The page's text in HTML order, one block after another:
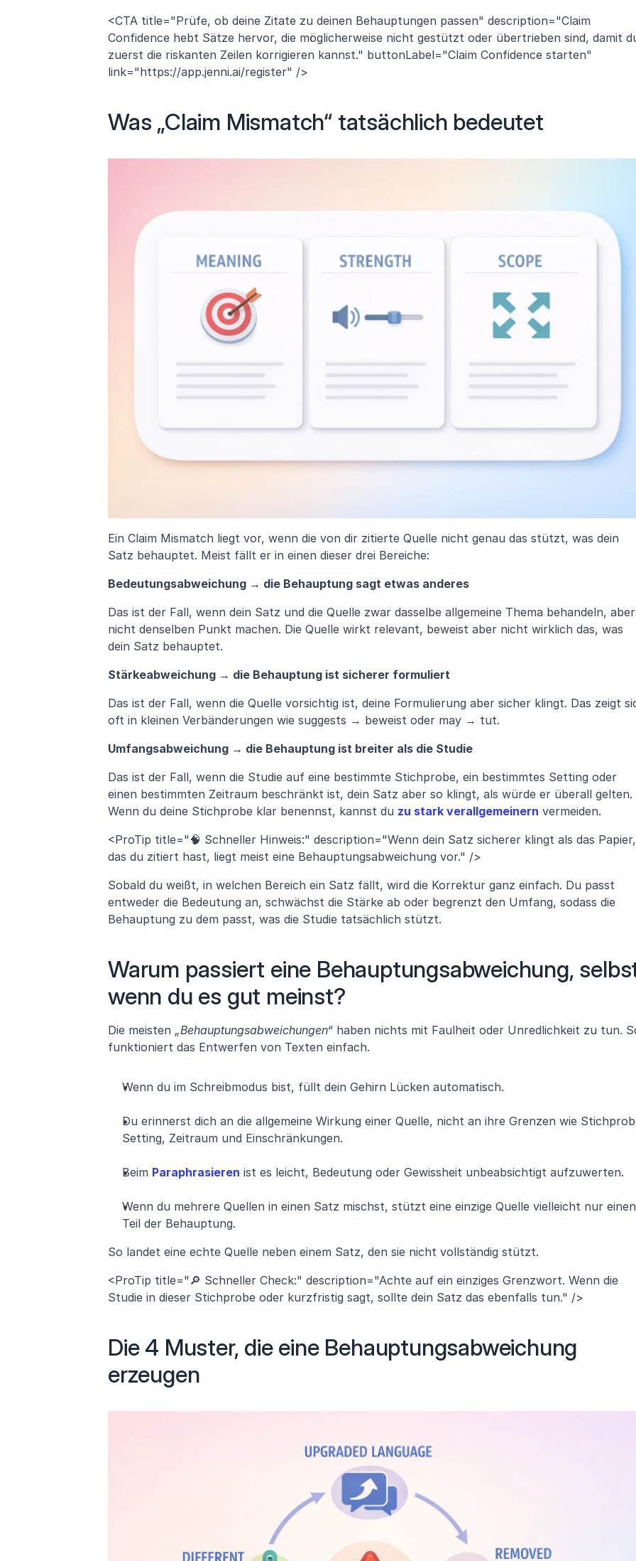
<CTA title="Prüfe, ob deine Zitate zu deinen Behauptungen passen" description="Claim
Confidence hebt Sätze hervor, die möglicherweise nicht gestützt oder übertrieben sind, damit
zuerst die riskanten Zeilen korrigieren kannst." buttonLabel="Claim Confidence starten"
link="https://app.jenni.ai/register" />
Was „Claim Mismatch“ tatsächlich bedeutet
Ein Claim Mismatch liegt vor, wenn die von dir zitierte Quelle nicht genau das stützt, was dein
Satz behauptet. Meist fällt er in einen dieser drei Bereiche:
Bedeutungsabweichung → die Behauptung sagt etwas anderes
Das ist der Fall, wenn dein Satz und die Quelle zwar dasselbe allgemeine Thema behandeln, aber
nicht denselben Punkt machen. Die Quelle wirkt relevant, beweist aber nicht wirklich das, was
dein Satz behauptet.
Stärkeabweichung → die Behauptung ist sicherer formuliert
Das ist der Fall, wenn die Quelle vorsichtig ist, deine Formulierung aber sicher klingt. Das zeigt
oft in kleinen Verbänderungen wie suggests → beweist oder may → tut.
Umfangsabweichung → die Behauptung ist breiter als die Studie
Das ist der Fall, wenn die Studie auf eine bestimmte Stichprobe, ein bestimmtes Setting oder
einen bestimmten Zeitraum beschränkt ist, dein Satz aber so klingt, als würde er überall gelten.
Wenn du deine Stichprobe klar benennst, kannst du zu stark verallgemeinern vermeiden.
<ProTip title="🧠 Schneller Hinweis:" description="Wenn dein Satz sicherer klingt als das Papier,
das du zitiert hast, liegt meist eine Behauptungsabweichung vor." />
Sobald du weißt, in welchen Bereich ein Satz fällt, wird die Korrektur ganz einfach. Du passt
entweder die Bedeutung an, schwächst die Stärke ab oder begrenzt den Umfang, sodass die
Behauptung zu dem passt, was die Studie tatsächlich stützt.
Warum passiert eine Behauptungsabweichung,
wenn du es gut meinst?
Die meisten „Behauptungsabweichungen“ haben nichts mit Faulheit oder Unredlichkeit zu tun.
funktioniert das Entwerfen von Texten einfach.
Wenn du im Schreibmodus bist, füllt dein Gehirn Lücken automatisch.
Du erinnerst dich an die allgemeine Wirkung einer Quelle, nicht an ihre Grenzen wie
Setting, Zeitraum und Einschränkungen.
Beim Paraphrasieren ist es leicht, Bedeutung oder Gewissheit unbeabsichtigt aufzuwerten.
Wenn du mehrere Quellen in einen Satz mischst, stützt eine einzige Quelle vielleicht nur einen
Teil der Behauptung.
So landet eine echte Quelle neben einem Satz, den sie nicht vollständig stützt.
<ProTip title="🔎 Schneller Check:" description="Achte auf ein einziges Grenzwort. Wenn die
Studie in dieser Stichprobe oder kurzfristig sagt, sollte dein Satz das ebenfalls tun." />
Die 4 Muster, die eine Behauptungsabweichung
erzeugen